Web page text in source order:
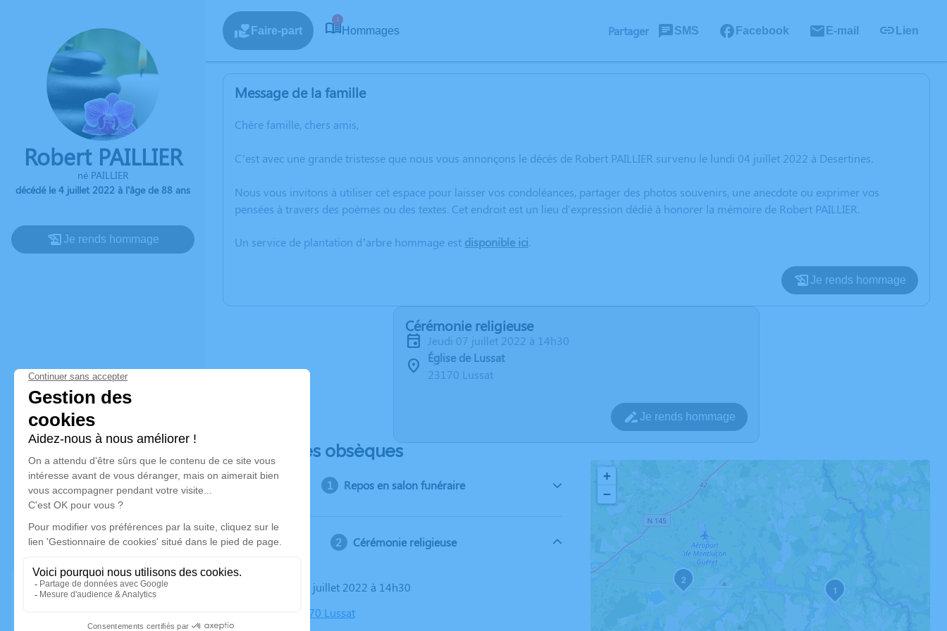
Robert PAILLIER
né PAILLIER
décédé le 4 juillet 2022 à l'âge de 88 ans
Je rends hommage
Faire-part
1
Hommages Partager SMS Facebook E-mail Lien
Message de la famille
Chère famille, chers amis,
C’est avec une grande tristesse que nous vous annonçons le décès de Robert PAILLIER survenu le lundi 04 juillet 2022 à Desertines.
Nous vous invitons à utiliser cet espace pour laisser vos condoléances, partager des photos souvenirs, une anecdote ou exprimer vos
pensées à travers des poèmes ou des textes. Cet endroit est un lieu d'expression dédié à honorer la mémoire de Robert PAILLIER.
Un service de plantation d’arbre hommage est disponible ici.
Je rends hommage
Cérémonie religieuse
jeudi 07 juillet 2022 à 14h30
Église de Lussat
23170 Lussat
Je rends hommage
Déroulé des obsèques
Repos en salon funéraire
Cérémonie religieuse
Le jeudi 07 juillet 2022 à 14h30
Église, 23170 Lussat
1
2
+
−